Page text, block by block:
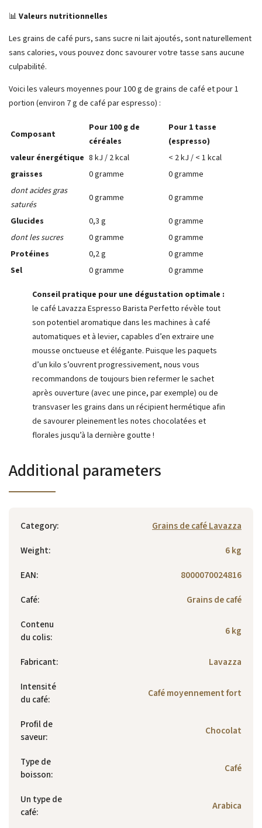
📊 Valeurs nutritionnelles
Les grains de café purs, sans sucre ni lait ajoutés, sont naturellement
sans calories, vous pouvez donc savourer votre tasse sans aucune
culpabilité.
Voici les valeurs moyennes pour 100 g de grains de café et pour 1
portion (environ 7 g de café par espresso) :
Composant
Pour 100 g de
céréales
Pour 1 tasse
(espresso)
valeur énergétique 8 kJ / 2 kcal
< 2 kJ / < 1 kcal
graisses
0 gramme
0 gramme
dont acides gras
saturés
0 gramme
0 gramme
Glucides
0,3 g
0 gramme
dont les sucres
0 gramme
0 gramme
Protéines
0,2 g
0 gramme
Sel
0 gramme 0 gramme
Conseil pratique pour une dégustation optimale :
le café Lavazza Espresso Barista Perfetto révèle tout
son potentiel aromatique dans les machines à café
automatiques et à levier, capables d’en extraire une
mousse onctueuse et élégante. Puisque les paquets
d’un kilo s’ouvrent progressivement, nous vous
recommandons de toujours bien refermer le sachet
après ouverture (avec une pince, par exemple) ou de
transvaser les grains dans un récipient hermétique afin
de savourer pleinement les notes chocolatées et
florales jusqu’à la dernière goutte !
Additional parameters
Category:
Grains de café Lavazza
Weight:
6 kg
EAN:
8000070024816
Café:
Grains de café
Contenu
du colis: 6 kg
Fabricant:
Lavazza
Intensité
du café: Café moyennement fort
Profil de
saveur: Chocolat
Type de
boisson: Café
Un type de
café: Arabica